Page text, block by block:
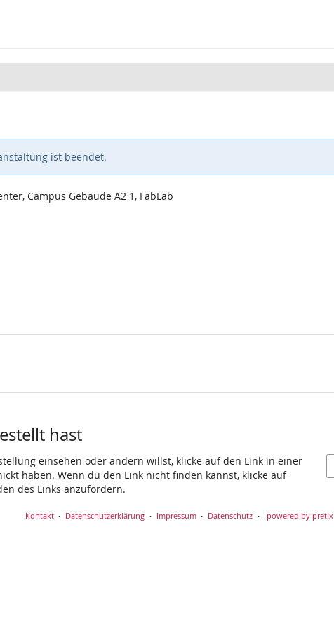
ist beendet.
Campus Gebäude A2 1, FabLab
hast
einsehen oder ändern willst, klicke auf den Link in einer
haben. Wenn du den Link nicht finden kannst, klicke auf
des Links anzufordern.
Kontakt Datenschutzerklärung Impressum Datenschutz powered by pretix